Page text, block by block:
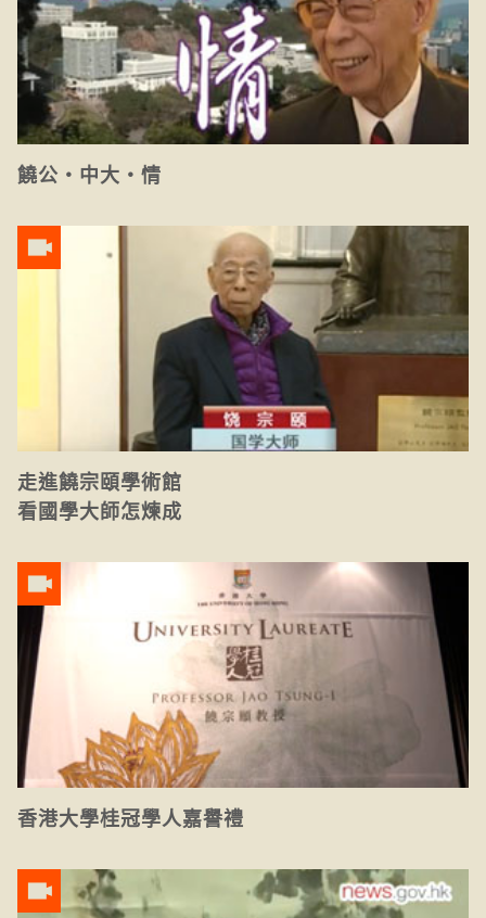
饒公‧中大‧情
走進饒宗頤學術館
看國學大師怎煉成
香港大學桂冠學人嘉譽禮